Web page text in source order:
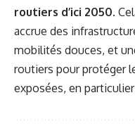
routiers d’ici 2050.
accrue des
mobilités douces, et
routiers pour protéger
exposées, en